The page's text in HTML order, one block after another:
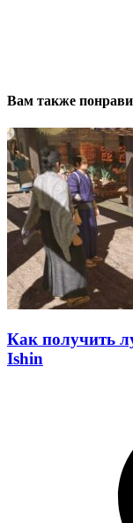
Вам также
Как получить
Ishin